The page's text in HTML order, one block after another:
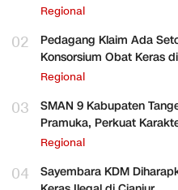
Regional
02
Pedagang Klaim Ada
Konsorsium Obat Keras
Regional
03
SMAN 9 Kabupaten
Pramuka, Perkuat
Regional
04
Sayembara KDM